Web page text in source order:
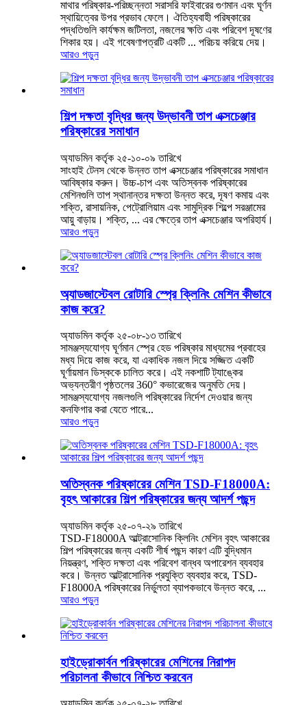
মাথার পরিষ্কার-পরিচ্ছন্নতা সরাসরি ফাইবারের গুণমান এবং ঘূর্ণন
স্থায়িত্বের উপর প্রভাব ফেলে। ঐতিহ্যবাহী পরিষ্কারের
পদ্ধতিগুলি কার্যক্ষম জটিলতা, নজলের ক্ষতি এবং পরিবেশ দূষণের
শিকার হয়। এই গবেষণাপত্রটি একটি ... পরিচয় করিয়ে দেয়।
আরও পড়ুন
শিল্প দক্ষতা বৃদ্ধির জন্য উদ্ভাবনী তাপ এক্সচেঞ্জার
পরিষ্কারের সমাধান
অ্যাডমিন কর্তৃক ২৫-১০-০৯ তারিখে
সাংহাই টেনস থেকে উন্নত তাপ এক্সচেঞ্জার পরিষ্কারের সমাধান
আবিষ্কার করুন। উচ্চ-চাপ এবং অতিস্বনক পরিষ্কারের
মেশিনগুলি তাপ স্থানান্তর দক্ষতা উন্নত করে, দূষণ কমায় এবং
শক্তি, রাসায়নিক, পেট্রোলিয়াম এবং সামুদ্রিক শিল্পে সরঞ্জামের
আয়ু বাড়ায়। শক্তি, ... এর ক্ষেত্রে তাপ এক্সচেঞ্জার অপরিহার্য।
আরও পড়ুন
অ্যাডজাস্টেবল রোটারি স্প্রে ক্লিনিং মেশিন কীভাবে
কাজ করে?
অ্যাডমিন কর্তৃক ২৫-০৮-১৩ তারিখে
সামঞ্জস্যযোগ্য ঘূর্ণমান স্প্রে হেড পরিষ্কার মাধ্যমের প্রবাহের
মধ্য দিয়ে কাজ করে, যা একাধিক নজল দিয়ে সজ্জিত একটি
ঘূর্ণায়মান ডিস্ককে চালিত করে। এই নকশাটি ট্যাঙ্কের
অভ্যন্তরীণ পৃষ্ঠতলের 360° কভারেজের অনুমতি দেয়।
সামঞ্জস্যযোগ্য নজলগুলি পরিষ্কারের নির্দেশ দেওয়ার জন্য
কনফিগার করা যেতে পারে...
আরও পড়ুন
অতিস্বনক পরিষ্কারের মেশিন TSD-F18000A:
বৃহৎ আকারের শিল্প পরিষ্কারের জন্য আদর্শ পছন্দ
অ্যাডমিন কর্তৃক ২৫-০৭-২৯ তারিখে
TSD-F18000A আল্ট্রাসোনিক ক্লিনিং মেশিন বৃহৎ আকারের
শিল্প পরিষ্কারের জন্য একটি শীর্ষ পছন্দ কারণ এটি বুদ্ধিমান
নিয়ন্ত্রণ, শক্তি দক্ষতা এবং পরিবেশ বান্ধব অপারেশন ব্যবহার
করে। উন্নত আল্ট্রাসোনিক প্রযুক্তি ব্যবহার করে, TSD-
F18000A পরিষ্কারের নির্ভুলতা ব্যাপকভাবে উন্নত করে, ...
আরও পড়ুন
হাইড্রোকার্বন পরিষ্কারের মেশিনের নিরাপদ
পরিচালনা কীভাবে নিশ্চিত করবেন